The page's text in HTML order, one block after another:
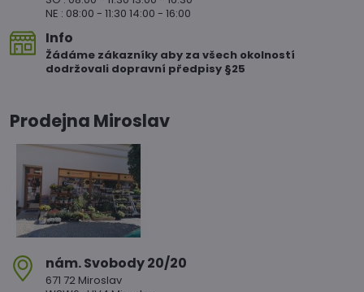
NE : 08:00 - 11:30 14:00 - 16:00
Info
Žádáme zákazníky aby za všech okolností
dodržovali dopravní předpisy §25
Prodejna Miroslav
nám​. Svobody 20/20
671 72 Miroslav